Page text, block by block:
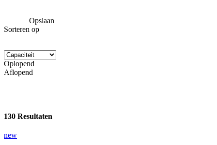
Opslaan
Sorteren op
Oplopend
Aflopend
130 Resultaten
new